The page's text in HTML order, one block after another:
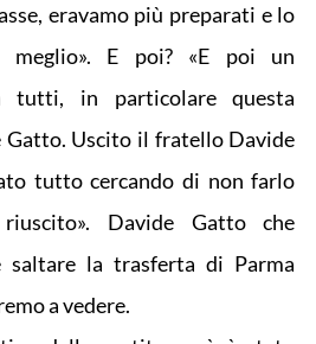
eravamo più preparati e lo
meglio». E poi? «E poi un
tutti, in particolare questa
Gatto. Uscito il fratello Davide
tutto cercando di non farlo
Davide Gatto che
saltare la trasferta di Parma
a vedere.